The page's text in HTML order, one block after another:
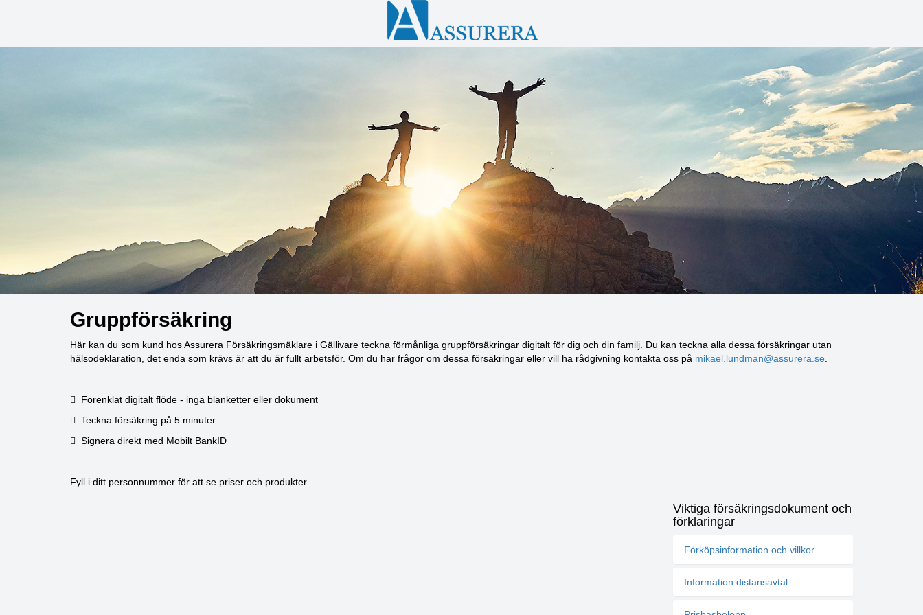
Gruppförsäkring
Här kan du som kund hos Assurera Försäkringsmäklare i Gällivare teckna förmånliga gruppförsäkringar digitalt för dig och din familj. Du kan teckna alla dessa försäkringar utan
hälsodeklaration, det enda som krävs är att du är fullt arbetsför. Om du har frågor om dessa försäkringar eller vill ha rådgivning kontakta oss på mikael.lundman@assurera.se
Förenklat digitalt flöde - inga blanketter eller dokument
Teckna försäkring på 5 minuter
Signera direkt med Mobilt BankID
Fyll i ditt personnummer för att se priser och produkter
Viktiga försäkringsdokument och
förklaringar
Förköpsinformation och villkor
Information distansavtal